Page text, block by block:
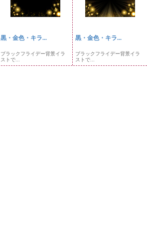
黒・金色・キラ...
ブラックフライデー背景イラ
ストで...
黒・金色・キラ...
ブラックフライデー背景イラ
ストで...